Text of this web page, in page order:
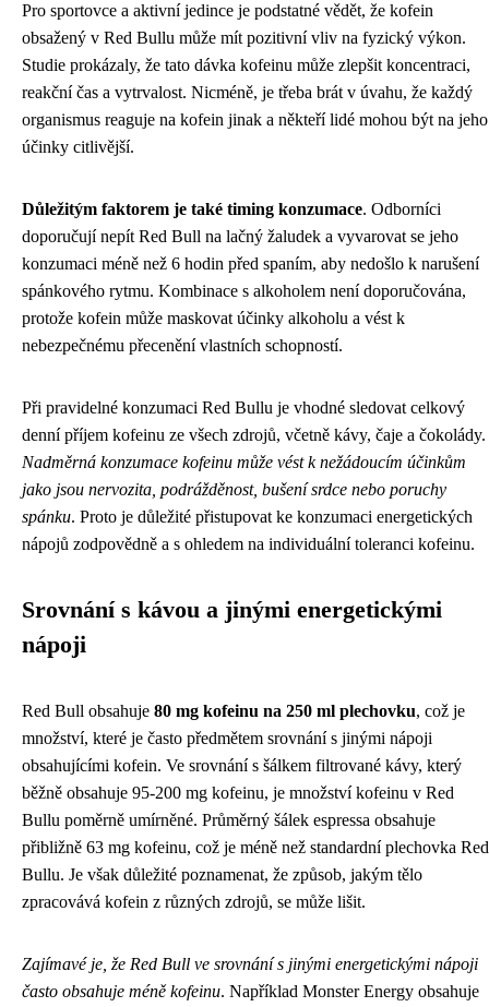
Pro sportovce a aktivní jedince je podstatné vědět, že kofein
obsažený v Red Bullu může mít pozitivní vliv na fyzický výkon.
Studie prokázaly, že tato dávka kofeinu může zlepšit koncentraci,
reakční čas a vytrvalost. Nicméně, je třeba brát v úvahu, že každý
organismus reaguje na kofein jinak a někteří lidé mohou být na jeho
účinky citlivější.
Důležitým faktorem je také timing konzumace. Odborníci
doporučují nepít Red Bull na lačný žaludek a vyvarovat se jeho
konzumaci méně než 6 hodin před spaním, aby nedošlo k narušení
spánkového rytmu. Kombinace s alkoholem není doporučována,
protože kofein může maskovat účinky alkoholu a vést k
nebezpečnému přecenění vlastních schopností.
Při pravidelné konzumaci Red Bullu je vhodné sledovat celkový
denní příjem kofeinu ze všech zdrojů, včetně kávy, čaje a čokolády.
Nadměrná konzumace kofeinu může vést k nežádoucím účinkům
jako jsou nervozita, podrážděnost, bušení srdce nebo poruchy
spánku. Proto je důležité přistupovat ke konzumaci energetických
nápojů zodpovědně a s ohledem na individuální toleranci kofeinu.
Srovnání s kávou a jinými energetickými
nápoji
Red Bull obsahuje 80 mg kofeinu na 250 ml plechovku, což je
množství, které je často předmětem srovnání s jinými nápoji
obsahujícími kofein. Ve srovnání s šálkem filtrované kávy, který
běžně obsahuje 95-200 mg kofeinu, je množství kofeinu v Red
Bullu poměrně umírněné. Průměrný šálek espressa obsahuje
přibližně 63 mg kofeinu, což je méně než standardní plechovka Red
Bullu. Je však důležité poznamenat, že způsob, jakým tělo
zpracovává kofein z různých zdrojů, se může lišit.
Zajímavé je, že Red Bull ve srovnání s jinými energetickými nápoji
často obsahuje méně kofeinu. Například Monster Energy obsahuje